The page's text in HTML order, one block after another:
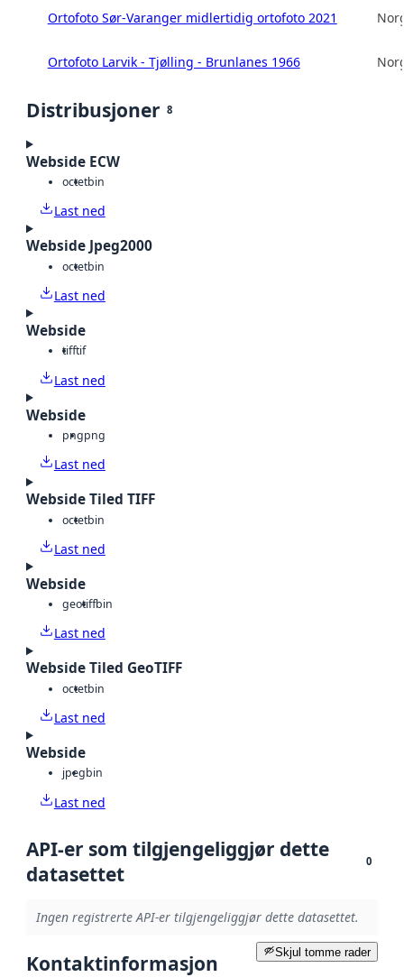
Ortofoto Sør-Varanger midlertidig ortofoto 2021
Ortofoto Larvik - Tjølling - Brunlanes 1966
Distribusjoner 8
Webside ECW
octetbin
Last ned
Webside Jpeg2000
octetbin
Last ned
Webside
tifftif
Last ned
Webside
pngpng
Last ned
Webside Tiled TIFF
octetbin
Last ned
Webside
geotiffbin
Last ned
Webside Tiled GeoTIFF
octetbin
Last ned
Webside
jpegbin
Last ned
API-er som tilgjengeliggjør dette
datasettet
0
Ingen registrerte API-er tilgjengeliggjør dette datasettet.
Skjul tomme rader
Kontaktinformasjon